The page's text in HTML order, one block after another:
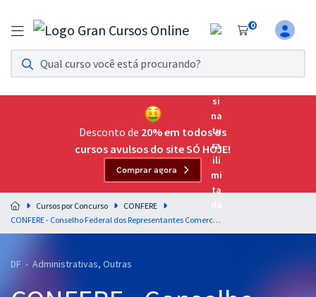
0
Assinatura Ilimitada 11
Acesso a todos os cursos. Teste grátis por 7 dias!
Assinatura OAB Até Passar
Acesso ilimitado a toda preparação para o Exame da
Residências Multiprofissionais
Preparação completa e intensiva para as principais
residências em saúde do Brasil
Desconto de 20% em todos os
cursos avulsos do site SÓ HOJE!
Comprar agora
Cursos por Concurso
CONFERE
CONFERE - Conselho Federal dos Representantes Comerciais - Legislação e Ética na Administração Pública - Professores: Glauber Marinho, Gustavo Scatolino, Maurício Franceschini e Cristiny Rocha
DF - Administrativas, Outras